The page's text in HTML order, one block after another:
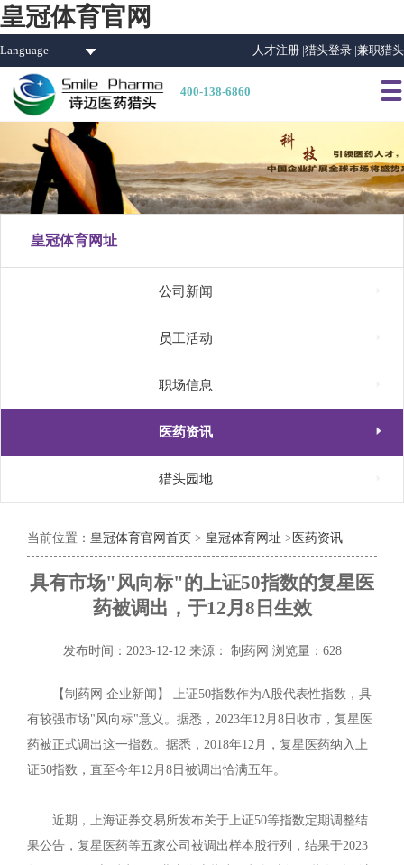
皇冠体育官网
Language 人才注册 |猎头登录 |兼职猎头
400-138-6860 
皇冠体育网址
公司新闻
员工活动
职场信息
医药资讯 
猎头园地
当前位置： 皇冠体育官网首页 > 皇冠体育网址 > 医药资讯
具有市场"风向标"的上证50指数的复星医
药被调出，于12月8日生效
发布时间：2023-12-12 来源： 制药网 浏览量：628
【制药网 企业新闻】 上证50指数作为A股代表性指数，具
有较强市场"风向标"意义。据悉，2023年12月8日收市，复星医
药被正式调出这一指数。据悉，2018年12月，复星医药纳入上
证50指数，直至今年12月8日被调出恰满五年。
近期，上海证券交易所发布关于上证50等指数定期调整结
果公告，复星医药等五家公司被调出样本股行列，结果于2023